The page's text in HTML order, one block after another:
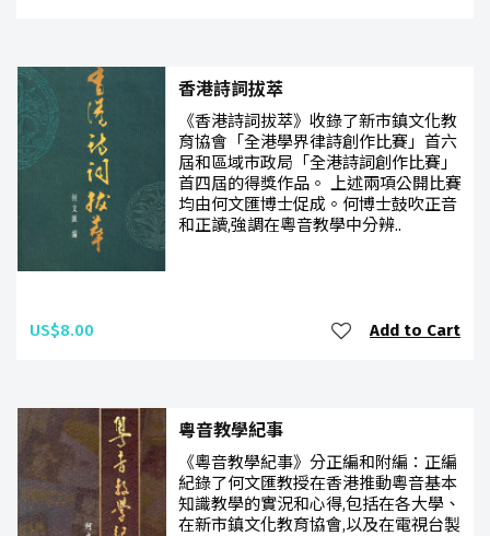
香港詩詞拔萃
《香港詩詞拔萃》收錄了新市鎮文化教
育協會「全港學界律詩創作比賽」首六
屆和區域市政局「全港詩詞創作比賽」
首四屆的得獎作品。 上述兩項公開比賽
均由何文匯博士促成。何博士鼓吹正音
和正讀,強調在粵音教學中分辨..
US$8.00 Add to Cart
粵音教學紀事
《粵音教學紀事》分正編和附編：正編
紀錄了何文匯教授在香港推動粵音基本
知識教學的實況和心得,包括在各大學、
在新市鎮文化教育協會,以及在電視台製